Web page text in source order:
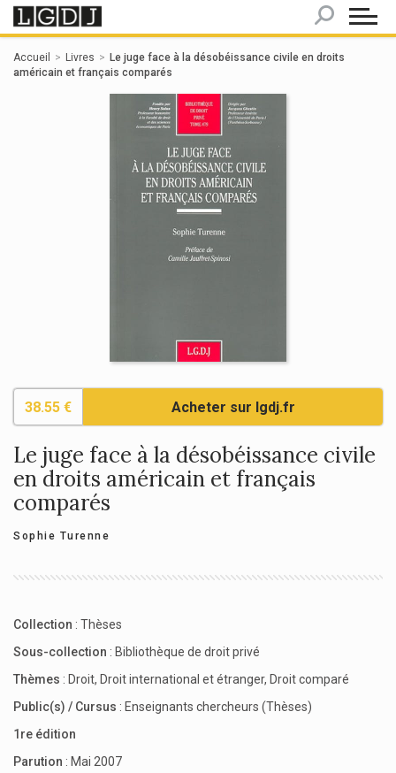
Accueil Livres
Le juge face à la désobéissance civile en droits
américain et français comparés
38.55 € Acheter sur lgdj.fr
Le juge face à la désobéissance civile
en droits américain et français
comparés
Sophie Turenne
Collection : Thèses
Sous-collection : Bibliothèque de droit privé
Thèmes : Droit, Droit international et étranger, Droit comparé
Public(s) / Cursus : Enseignants chercheurs (Thèses)
1re édition
Parution : Mai 2007
Panneau de gestion des cookies